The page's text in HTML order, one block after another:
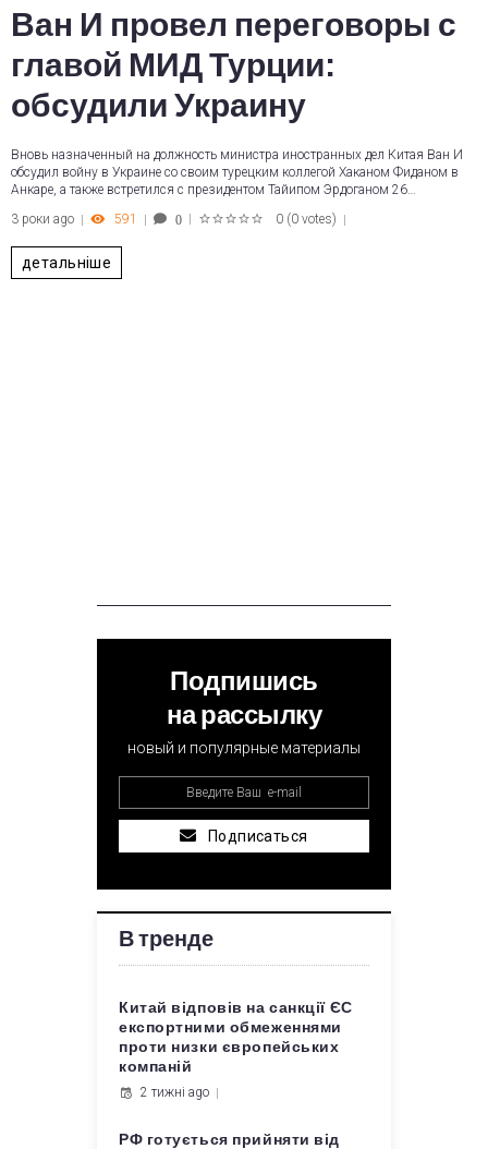
Ван И провел переговоры с
главой МИД Турции:
обсудили Украину
Вновь назначенный на должность министра иностранных дел Китая Ван И
обсудил войну в Украине со своим турецким коллегой Хаканом Фиданом в
Анкаре, а также встретился с президентом Тайипом Эрдоганом 26…
3 роки ago
591 0 0 (0 votes)
детальніше
Подпишись
на рассылку
новый и популярные материалы
Подписаться
В тренде
Китай відповів на санкції ЄС
експортними обмеженнями
проти низки європейських
компаній
2 тижні ago
РФ готується прийняти від